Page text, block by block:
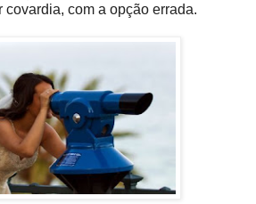
covardia, com a opção errada.